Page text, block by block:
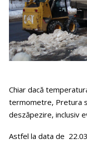
Chiar dacă
termometre, Pretura
deszăpezire, inclusiv
Astfel la data de